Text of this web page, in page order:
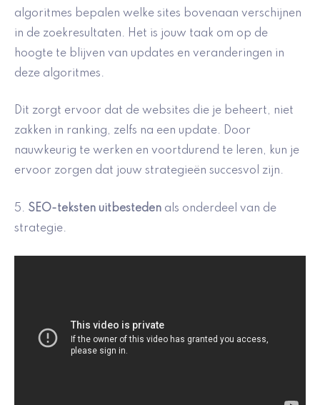
algoritmes bepalen welke sites bovenaan verschijnen
in de zoekresultaten. Het is jouw taak om op de
hoogte te blijven van updates en veranderingen in
deze algoritmes.
Dit zorgt ervoor dat de websites die je beheert, niet
zakken in ranking, zelfs na een update. Door
nauwkeurig te werken en voortdurend te leren, kun je
ervoor zorgen dat jouw strategieën succesvol zijn.
5. SEO-teksten uitbesteden als onderdeel van de
strategie.